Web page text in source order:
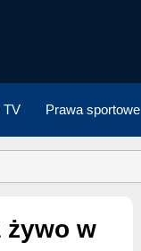
TV Prawa sportowe